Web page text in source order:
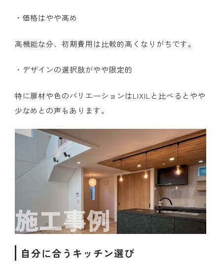
・価格はやや高め
高機能な分、初期費用は比較的高くなりがちです。
・デザインの選択肢がやや限定的
特に扉材や色のバリエーションはLIXILと比べるとやや
少なめとの声もあります。
自分に合うキッチン選び